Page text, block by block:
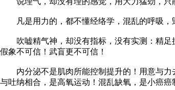
凡是用力的，都不懂经络学，混乱的呼吸，
吹嘘精气神，却没有指标，没有实测：精足
假象不可信！武盲更不可信！
内分泌不是肌肉所能控制提升的！用意与力
与吐纳相合，是高氧运动！混乱缺氧，是小癌癌